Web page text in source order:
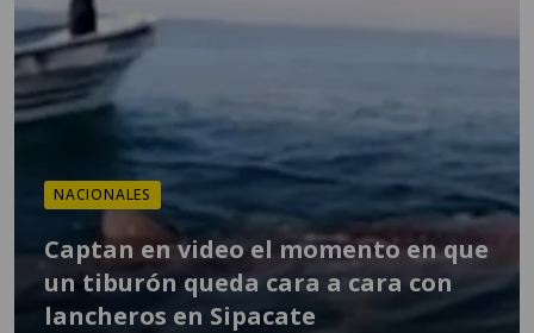
NACIONALES
Captan en video el momento en que
un tiburón queda cara a cara con
lancheros en Sipacate